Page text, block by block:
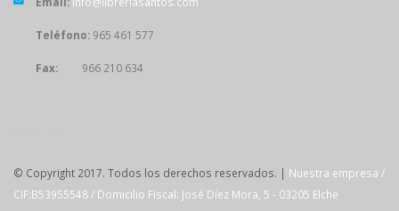
Teléfono: 965 461 577
Fax: 966 210 634
© Copyright 2017. Todos los derechos reservados. | Nuestra empresa /
CIF:B53955548 / Domicilio Fiscal: José Díez Mora, 5 - 03205 Elche